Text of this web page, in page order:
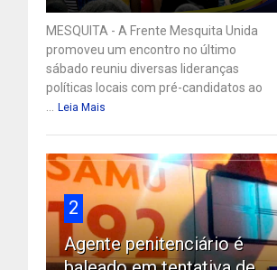
MESQUITA - A Frente Mesquita Unida
promoveu um encontro no último
sábado reuniu diversas lideranças
políticas locais com pré-candidatos ao
... Leia Mais
2
Agente penitenciário é